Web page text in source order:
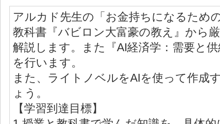
アルカド先生の「お金持ちになるため
教科書『バビロン大富豪の教え』から
解説します。また『AI経済学：需要と
を行います。
また、ライトノベルをAIを使って作成
ょう。
【学習到達目標】